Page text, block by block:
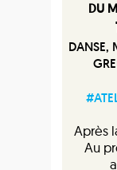
DU
DANSE,
Après
Au